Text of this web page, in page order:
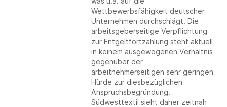
Wettbewerbsfähigkeit deutscher
Unternehmen durchschlägt. Die
arbeitsgeberseitige Verpflichtung
zur Entgeltfortzahlung steht aktuell
in keinem ausgewogenen Verhältnis
gegenüber der
arbeitnehmerseitigen sehr geringen
Hürde zur diesbezüglichen
Anspruchsbegründung.
Südwesttextil sieht daher zeitnah